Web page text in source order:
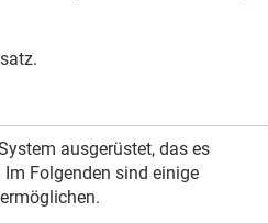
ausgerüstet, das es
Folgenden sind einige